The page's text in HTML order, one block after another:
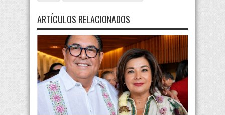
ARTÍCULOS RELACIONADOS